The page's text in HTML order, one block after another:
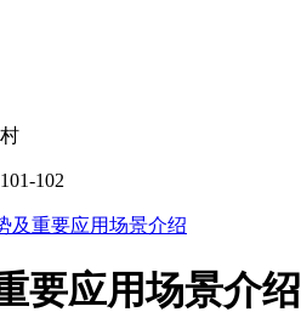
102
及重要应用场景介绍
要应用场景介绍